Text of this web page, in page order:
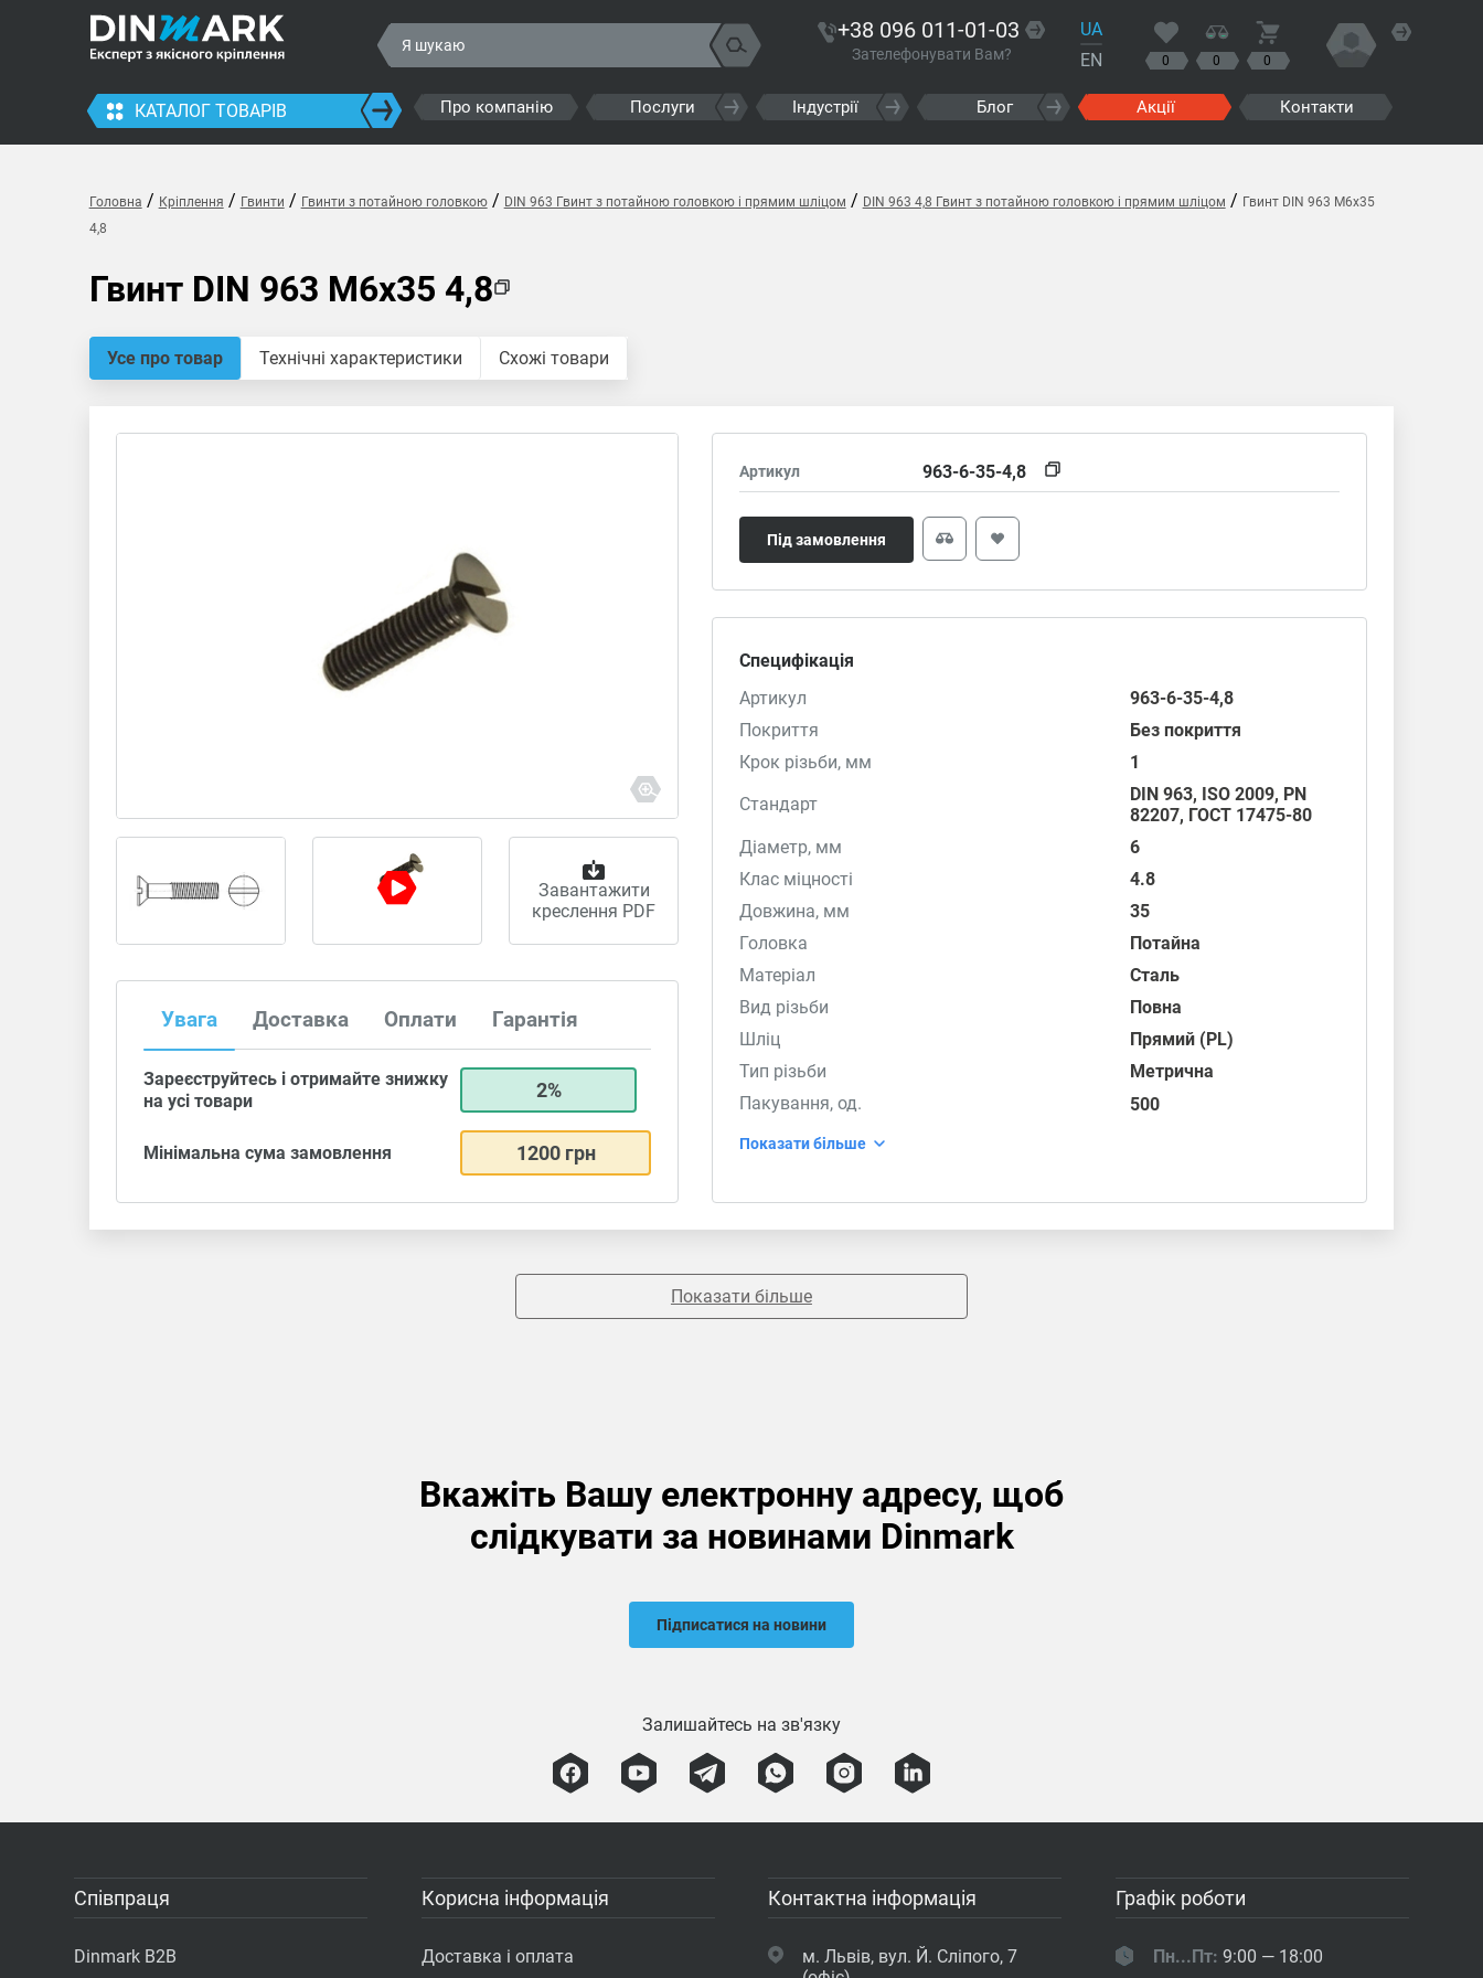
+38 096 011-01-03
Зателефонувати Вам?
UA
EN
0 0 0
КАТАЛОГ ТОВАРІВ Про компанію Послуги Індустрії Блог Акції Контакти
Головна / Кріплення / Гвинти / Гвинти з потайною головкою/ DIN 963 Гвинт з потайною головкою і прямим шліцом / DIN 963 4,8 Гвинт з потайною головкою і прямим шліцом / Гвинт DIN 963 M6x35
4,8
Гвинт DIN 963 M6x35 4,8
Усе про товар Технічні характеристики Схожі товари
Завантажити
креслення PDF
Увага Доставка Оплати Гарантія
Зареєструйтесь і отримайте знижку
на усі товари
2%
Мінімальна сума замовлення 1200 грн
Артикул 963-6-35-4,8
Під замовлення
Специфікація
Артикул
963-6-35-4,8
Покриття
Без покриття
Крок різьби, мм
1
Стандарт
DIN 963, ISO 2009, PN
82207, ГОСТ 17475-80
Діаметр, мм
6
Клас міцності
4.8
Довжина, мм
35
Головка
Потайна
Матеріал
Сталь
Вид різьби
Повна
Шліц
Прямий (PL)
Тип різьби
Метрична
Пакування, од.
500
Показати більше
Показати більше
Вкажіть Вашу електронну адресу, щоб
слідкувати за новинами Dinmark
Підписатися на новини
Залишайтесь на зв'язку
Співпраця
Dinmark B2B
Корисна інформація
Доставка і оплата
Контактна інформація
м. Львів, вул. Й. Сліпого, 7
Графік роботи
Пн...Пт: 9:00 — 18:00